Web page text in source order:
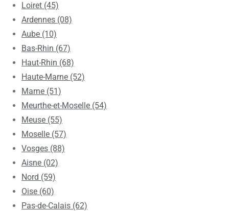
Loiret (45)
Ardennes (08)
Aube (10)
Bas-Rhin (67)
Haut-Rhin (68)
Haute-Marne (52)
Marne (51)
Meurthe-et-Moselle (54)
Meuse (55)
Moselle (57)
Vosges (88)
Aisne (02)
Nord (59)
Oise (60)
Pas-de-Calais (62)